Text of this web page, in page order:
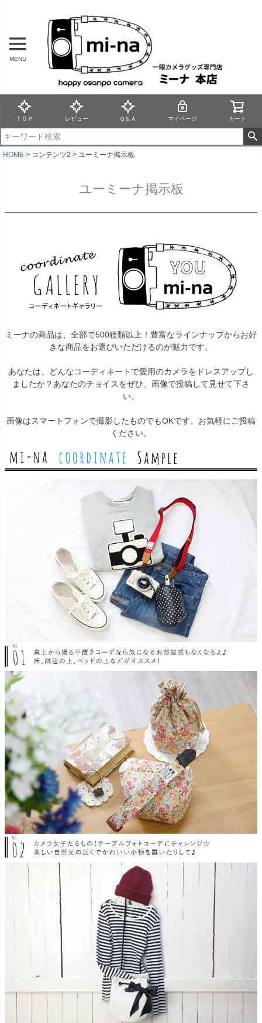
MENU
ＴＯＰ レビュー Ｑ＆Ａ マイページ カート
HOME コンテンツ2 ユーミーナ掲示板
ユーミーナ掲示板
ミーナの商品は、全部で500種類以上！豊富なラインナップからお好
きな商品をお選びいただけるのが魅力です。
あなたは、どんなコーディネートで愛用のカメラをドレスアップし
ましたか？あなたのチョイスをぜひ、画像で投稿して見せて下さ
い。
画像はスマートフォンで撮影したものでもOKです。お気軽にご投稿
ください。